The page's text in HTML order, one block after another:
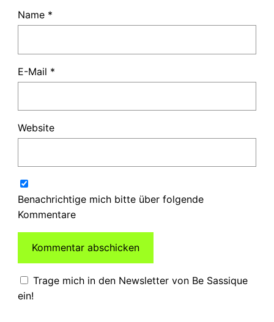
Name *
E-Mail *
Website
Benachrichtige mich bitte über folgende
Kommentare
Trage mich in den Newsletter von Be Sassique
ein!